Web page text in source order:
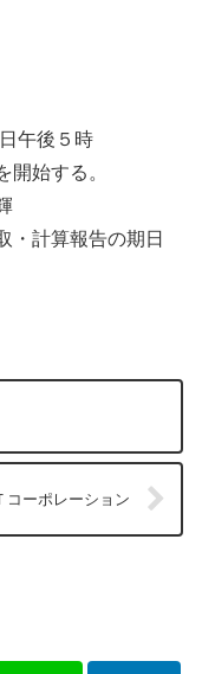
午後５時
始する。
・計算報告の期日
コーポレーション